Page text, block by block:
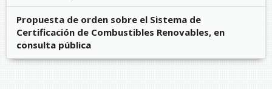
Propuesta de orden sobre el Sistema de
Certificación de Combustibles Renovables, en
consulta pública